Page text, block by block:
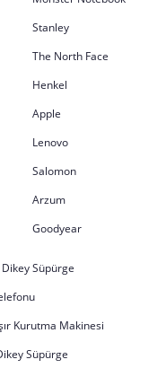
Stanley
The North Face
Henkel
Apple
Lenovo
Salomon
Arzum
Goodyear
Süpürge
Kurutma Makinesi
Süpürge